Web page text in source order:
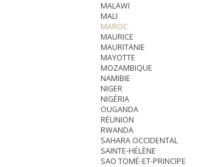
MALAWI
MALI
MAROC
MAURICE
MAURITANIE
MAYOTTE
MOZAMBIQUE
NAMIBIE
NIGER
NIGÉRIA
OUGANDA
RÉUNION
RWANDA
SAHARA OCCIDENTAL
SAINTE-HÉLÈNE
SAO TOMÉ-ET-PRINCIPE